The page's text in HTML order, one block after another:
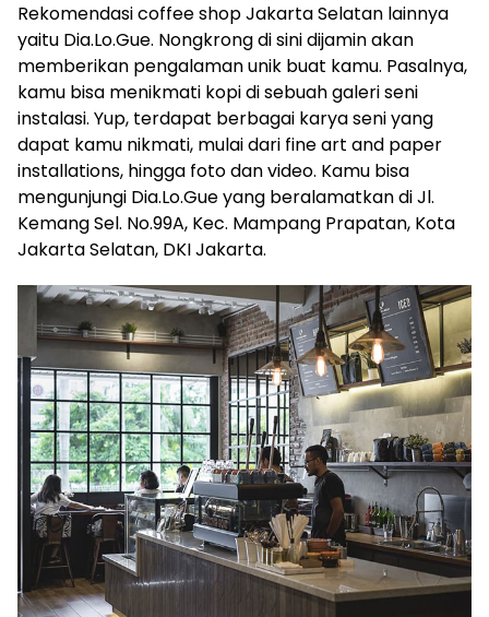
Rekomendasi coffee shop Jakarta Selatan lainnya
yaitu Dia.Lo.Gue. Nongkrong di sini dijamin akan
memberikan pengalaman unik buat kamu. Pasalnya,
kamu bisa menikmati kopi di sebuah galeri seni
instalasi. Yup, terdapat berbagai karya seni yang
dapat kamu nikmati, mulai dari fine art and paper
installations, hingga foto dan video. Kamu bisa
mengunjungi Dia.Lo.Gue yang beralamatkan di Jl.
Kemang Sel. No.99A, Kec. Mampang Prapatan, Kota
Jakarta Selatan, DKI Jakarta.